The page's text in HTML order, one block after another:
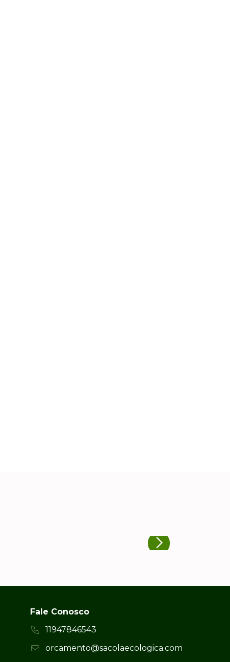
Fale Conosco
11947846543
orcamento@sacolaecologica.com